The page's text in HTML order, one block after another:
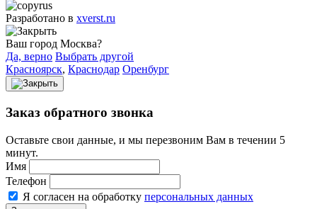
Разработано в xverst.ru
Ваш город Москва?
Да, верно Выбрать другой
Красноярск, Краснодар Оренбург
Заказ обратного звонка
Оставьте свои данные, и мы перезвоним Вам в течении 5
минут.
Имя
Телефон
Я согласен на обработку персональных данных